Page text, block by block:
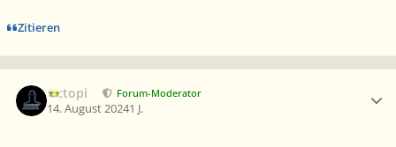
Zitieren
Octopi Forum-Moderator
14. August 20241 J.